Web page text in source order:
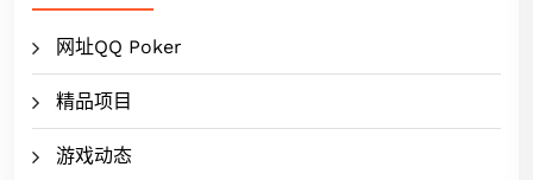
网址QQ Poker
精品项目
游戏动态